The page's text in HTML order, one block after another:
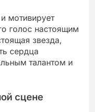
мотивирует
голос настоящим
звезда,
сердца
талантом и
сцене